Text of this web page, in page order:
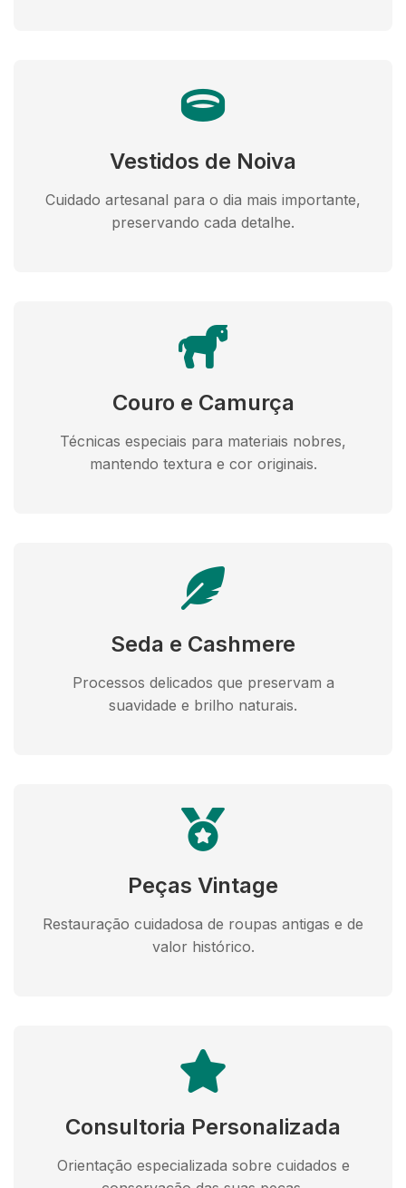
Vestidos de Noiva
Cuidado artesanal para o dia mais importante,
preservando cada detalhe.
Couro e Camurça
Técnicas especiais para materiais nobres,
mantendo textura e cor originais.
Seda e Cashmere
Processos delicados que preservam a
suavidade e brilho naturais.
Peças Vintage
Restauração cuidadosa de roupas antigas e de
valor histórico.
Consultoria Personalizada
Orientação especializada sobre cuidados e